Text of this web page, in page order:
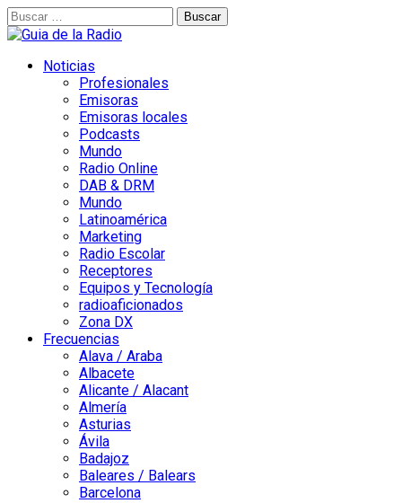
Buscar:
Noticias
Profesionales
Emisoras
Emisoras locales
Podcasts
Mundo
Radio Online
DAB & DRM
Mundo
Latinoamérica
Marketing
Radio Escolar
Receptores
Equipos y Tecnología
radioaficionados
Zona DX
Frecuencias
Alava / Araba
Albacete
Alicante / Alacant
Almería
Asturias
Ávila
Badajoz
Baleares / Balears
Barcelona